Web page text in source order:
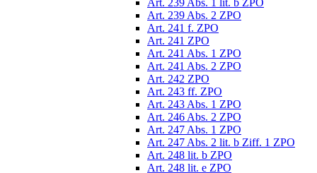
Art. 239 Abs. 1 lit. b ZPO
Art. 239 Abs. 2 ZPO
Art. 241 f. ZPO
Art. 241 ZPO
Art. 241 Abs. 1 ZPO
Art. 241 Abs. 2 ZPO
Art. 242 ZPO
Art. 243 ff. ZPO
Art. 243 Abs. 1 ZPO
Art. 246 Abs. 2 ZPO
Art. 247 Abs. 1 ZPO
Art. 247 Abs. 2 lit. b Ziff. 1 ZPO
Art. 248 lit. b ZPO
Art. 248 lit. e ZPO